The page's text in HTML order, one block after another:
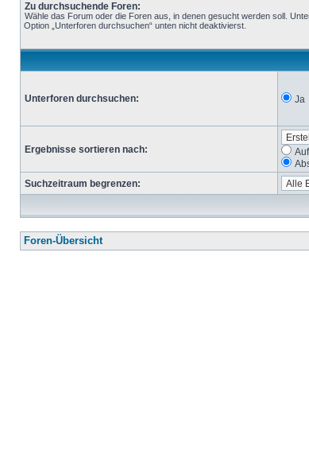
Zu durchsuchende Foren:
Wähle das Forum oder die Foren aus, in denen gesucht werden soll.
Option „Unterforen durchsuchen“ unten nicht deaktivierst.
Unterforen durchsuchen: Ja
Ergebnisse sortieren nach:
Suchzeitraum begrenzen:
Foren-Übersicht